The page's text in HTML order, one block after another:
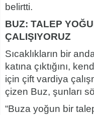
belirtti.
BUZ: TALEP
ÇALIŞIYORUZ
Sıcaklıkların bir
katına çıktığını,
için çift vardiya
çizen Buz, şunları
“Buza yoğun bir